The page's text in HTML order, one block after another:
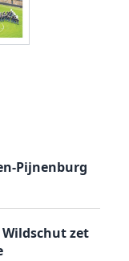
Pijnenburg
Wildschut zet